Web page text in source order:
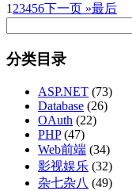
1 23456下一页 »最后
分类目录
ASP.NET (73)
Database (26)
OAuth (22)
PHP(47)
Web前端 (34)
影视娱乐 (32)
杂七杂八 (49)